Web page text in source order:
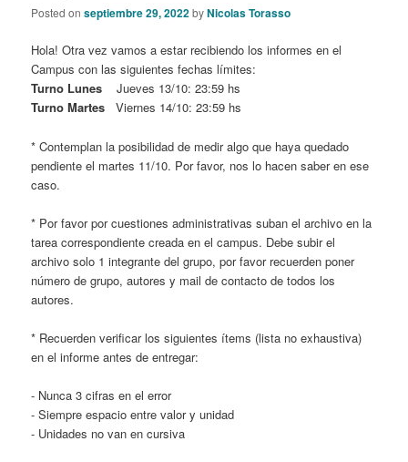
Posted onseptiembre 29, 2022byNicolas Torasso
Hola! Otra vez vamos a estar recibiendo los informes en el
Campus con las siguientes fechas límites:
Turno Lunes Jueves 13/10: 23:59 hs
Turno Martes Viernes 14/10: 23:59 hs
* Contemplan la posibilidad de medir algo que haya quedado
pendiente el martes 11/10. Por favor, nos lo hacen saber en ese
caso.
* Por favor por cuestiones administrativas suban el archivo en la
tarea correspondiente creada en el campus. Debe subir el
archivo solo 1 integrante del grupo, por favor recuerden poner
número de grupo, autores y mail de contacto de todos los
autores.
* Recuerden verificar los siguientes ítems (lista no exhaustiva)
en el informe antes de entregar:
- Nunca 3 cifras en el error
- Siempre espacio entre valor y unidad
- Unidades no van en cursiva